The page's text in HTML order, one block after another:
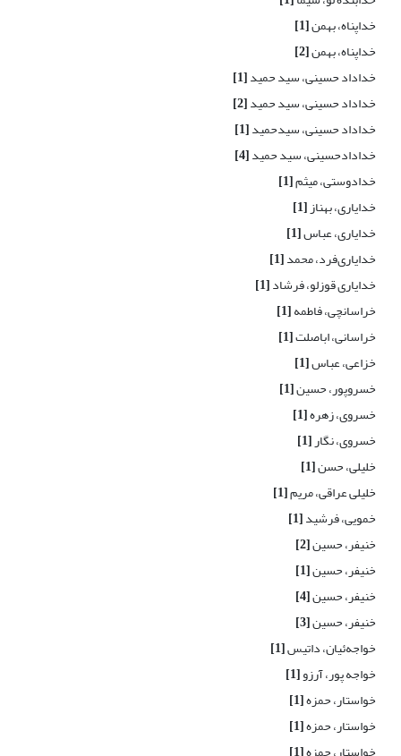
خداپناه، بهمن[1]
خداپناه، بهمن[2]
خداداد حسینی، سید حمید[1]
خداداد حسینی، سید حمید[2]
خداداد حسینی، سیدحمید[1]
خدادادحسینی، سید حمید[4]
خدادوستی، میثم[1]
خدایاری، بهناز[1]
خدایاری، عباس[1]
خدایاری‌فرد، محمد[1]
خدایاری قوزلو، فرشاد[1]
خراسانچی، فاطمه[1]
خراسانی، اباصلت[1]
خزاعی، عباس[1]
خسروپور، حسین[1]
خسروی، زهره[1]
خسروی، نگار[1]
خلیلی، حسن[1]
خلیلی عراقی، مریم[1]
خمویی، فرشید[1]
خنیفر، حسین[2]
خنیفر، حسین[1]
خنیفر، حسین[4]
خنیفر، حسین[3]
خواجه‌ئیان، داتیس[1]
خواجه پور، آرزو[1]
خواستار، حمزه[1]
خواستار، حمزه[1]